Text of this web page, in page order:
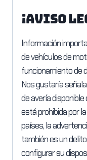
¡Aviso
Información
de vehículos de
funcionamiento de
Nos gustaría
de avería
está prohibida por
países, la
también es un
configurar su